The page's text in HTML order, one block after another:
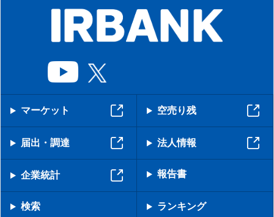
マーケット 空売り残
届出・調達 法人情報
企業統計 報告書
検索 ランキング